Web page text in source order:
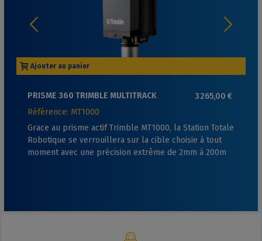
Ajouter au panier
PRISME 360 TRIMBLE MULTITRACK 3 265,00 €
Référence: MT1000
Grace au prisme actif Trimble MT1000, la Station Totale
Robotique se verrouillera sur la cible choisie à tout
moment avec une précision extrême de 2mm à 200m